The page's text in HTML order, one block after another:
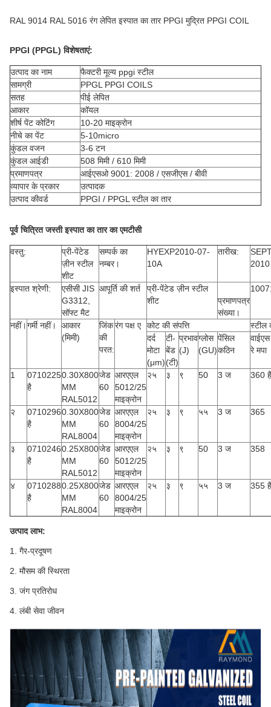
RAL 9014 RAL 5016 रंग लेपित इस्पात का तार PPGI मुद्रित PPGI COIL
PPGI (PPGL) विशेषताएं:
उत्पाद का नाम
फैक्टरी मूल्य ppgi स्टील
सामग्री
PPGL PPGI COILS
सतह
पीई लेपित
आकार
कॉयल
शीर्ष पेंट कोटिंग
10-20 माइक्रोन
नीचे का पेंट
5-10micro
कुंडल वजन
3-6 टन
कुंडल आईडी
508 मिमी / 610 मिमी
प्रमाणपत्र
आईएसओ 9001: 2008 / एसजीएस / बीवी
व्यापार के प्रकार
उत्पादक
उत्पाद कीवर्ड
PPGI / PPGL स्टील का तार
पूर्व चित्रित जस्ती इस्पात का तार का एमटीसी
वस्तु:
प्री-पेंटेड
ज़ीन स्टील
शीट
सम्पर्क का
नम्बर।
HYEXP2010-07-
10A
तारीख:
2010
इस्पात श्रेणी:
एसीसी JIS
G3312,
सॉफ्ट मैट
आपूर्ति की शर्त
प्री-पेंटेड ज़ीन स्टील
शीट
प्रमाणपत्र
संख्या।
नहीं।गर्मी नहीं।
आकार
(मिमी)
जिंक
की
परत:
रंग पक्ष ए कोट की संपत्ति
स्टील
दर्द
मोटा
(μm)
टी-
बेंड
(टी)
प्रभाव
(J)
ग्लोस
(GU)
पेंसिल
कठिन
रे मपा
1
0710225
है
0.30X800
MM
RAL5012
जेड
60
आरएएल
5012/25
माइक्रोन
२५ ३ ९ 50 3 ज 360 है
२
0710296
है
0.30X800
MM
RAL8004
जेड
60
आरएएल
8004/25
माइक्रोन
२५ ३ ९ ५५ 3 ज 365
३
0710246
है
0.25X800
MM
RAL5012
जेड
60
आरएएल
5012/25
माइक्रोन
२५ ३ ९ 50 3 ज 358
४
0710288
है
0.25X800
MM
RAL8004
जेड
60
आरएएल
8004/25
माइक्रोन
२५ ३ ९ ५५ 3 ज 355 है
उत्पाद लाभ:
1. गैर-प्रदूषण
2. मौसम की स्थिरता
3. जंग प्रतिरोध
4. लंबी सेवा जीवन